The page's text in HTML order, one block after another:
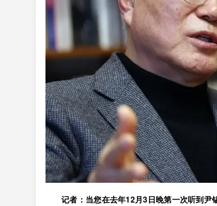
记者：当您在去年12月3日晚第一次听到尹